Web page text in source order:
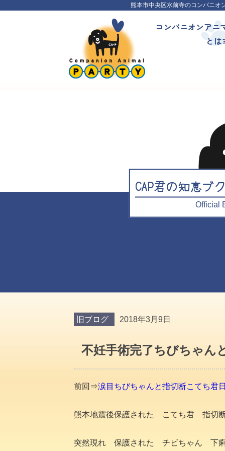
熊本市中央区水前寺のコンパニオ
コンパニオンアニ
とは
CAP君の知恵ブ
Official
旧ブログ 2018年3月9日
不妊手術完了ちびちゃん
前回⇒涙目ちびちゃんと指切断こてち君
熊本地震後保護された こてち君 指切
突然現れ 保護された チビちゃん 下